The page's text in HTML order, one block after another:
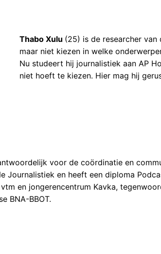
Thabo Xulu (25) is de researcher
maar niet kiezen in welke
Nu studeert hij journalistiek aan AP
niet hoeft te kiezen. Hier mag hij
voor de coördinatie en
Journalistiek en heeft een diploma
en jongerencentrum Kavka,
BNA-BBOT.